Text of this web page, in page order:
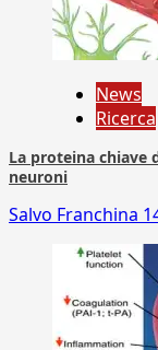
News
Ricerca
La proteina chiave
neuroni
Salvo Franchina